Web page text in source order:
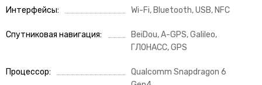
Интерфейсы Wi-Fi, Bluetooth, USB, NFC
Спутниковая навигация
BeiDou, A-GPS, Galileo,
ГЛОНАСС, GPS
Процессор
Qualcomm Snapdragon 6